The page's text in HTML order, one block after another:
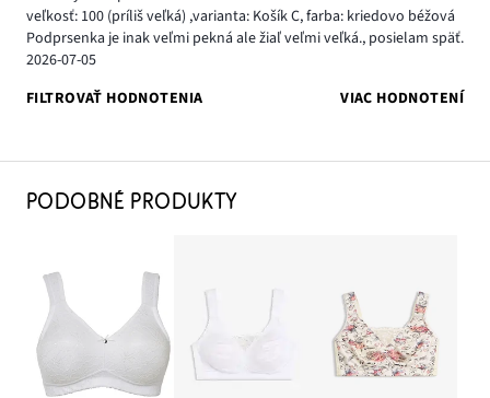
veľkosť: 100 (príliš veľká) ,varianta: Košík C,farba: kriedovo béžová
Podprsenka je inak veľmi pekná ale žiaľ veľmi veľká., posielam späť.
2026-07-05
FILTROVAŤ HODNOTENIA
VIAC HODNOTENÍ
PODOBNÉ PRODUKTY